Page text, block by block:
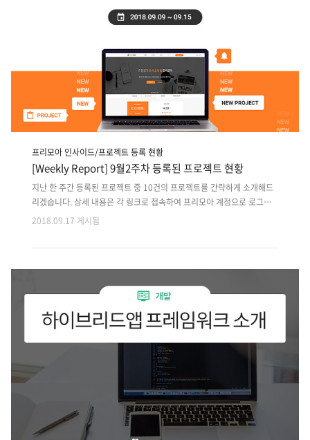
프리모아 인사이드/프로젝트 등록 현황
[Weekly Report] 9월2주차 등록된 프로젝트 현황
지난 한 주간 등록된 프로젝트 중 10건의 프로젝트를 간략하게 소개해드
리겠습니다. 상세 내용은 각 링크로 접속하여 프리모아 계정으로 로그인
후 확인 가능합니다. 지난 주 등록된 프로젝트 외에도 마감이 다가오는 이
세요!! 1. 무인운반차용 모니터링 및 스케쥴 프로그램 유지보수 / 시운전
유지보수 및 기능개선 5. 모바일 카메라 활용 발 사이즈 측정앱 개발 6. 엑
셀파일 업로드 후 통계 테이터 출력 웹프로그램 개발 7. 초기버전 특정분
야 정보제공방식 중개 앱서비스 개발 8. 운영중인..
2018.09.17 게시됨